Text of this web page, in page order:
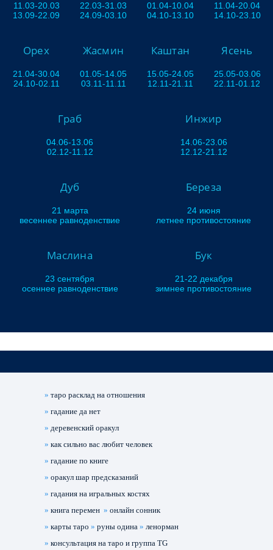
11.03-20.03
13.09-22.09
22.03-31.03
24.09-03.10
01.04-10.04
04.10-13.10
11.04-20.04
14.10-23.10
Орех
21.04-30.04
24.10-02.11
Жасмин
01.05-14.05
03.11-11.11
Каштан
15.05-24.05
12.11-21.11
Ясень
25.05-03.06
22.11-01.12
Граб
04.06-13.06
02.12-11.12
Инжир
14.06-23.06
12.12-21.12
Дуб
21 марта
весеннее равноденствие
Береза
24 июня
летнее противостояние
Маслина
23 сентября
осеннее равноденствие
Бук
21-22 декабря
зимнее противостояние
»таро расклад на отношения
»гадание да нет
»деревенский оракул
»как сильно вас любит человек
»гадание по книге
»оракул шар предсказаний
»гадания на игральных костях
»книга перемен »онлайн сонник
»карты таро »руны одина »ленорман
»консультация на таро и группа TG